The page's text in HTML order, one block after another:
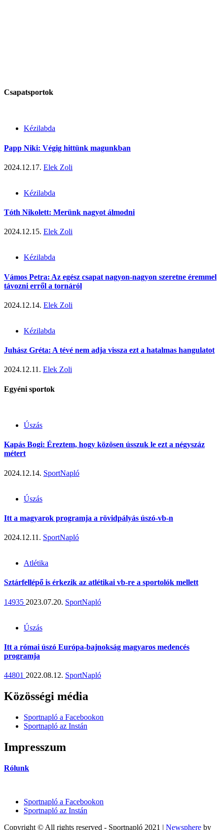
Csapatsportok
Kézilabda
Papp Niki: Végig hittünk magunkban
2024.12.17. Elek Zoli
Kézilabda
Tóth Nikolett: Merünk nagyot álmodni
2024.12.15. Elek Zoli
Kézilabda
Vámos Petra: Az egész csapat nagyon-nagyon szeretne éremmel
távozni erről a tornáról
2024.12.14. Elek Zoli
Kézilabda
Juhász Gréta: A tévé nem adja vissza ezt a hatalmas hangulatot
2024.12.11. Elek Zoli
Egyéni sportok
Úszás
Kapás Bogi: Éreztem, hogy közösen ússzuk le ezt a négyszáz
métert
2024.12.14. SportNapló
Úszás
Itt a magyarok programja a rövidpályás úszó-vb-n
2024.12.11. SportNapló
Atlétika
Sztárfellépő is érkezik az atlétikai vb-re a sportolók mellett
14935 2023.07.20. SportNapló
Úszás
Itt a római úszó Európa-bajnokság magyaros medencés
programja
44801 2022.08.12. SportNapló
Közösségi média
Sportnapló a Facebookon
Sportnapló az Instán
Impresszum
Rólunk
Sportnapló a Facebookon
Sportnapló az Instán
Copyright © All rights reserved - Sportnapló 2021 | Newsphere by